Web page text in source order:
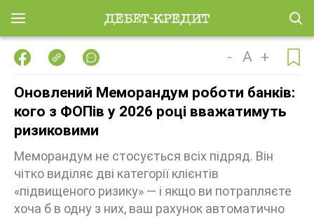
- A +
Оновлений Меморандум роботи банків:
кого з ФОПів у 2026 році вважатимуть
ризиковими
Меморандум не стосується всіх підряд. Він
чітко виділяє дві категорії клієнтів
«підвищеного ризику» — і якщо ви потрапляєте
хоча б в одну з них, ваш рахунок автоматично